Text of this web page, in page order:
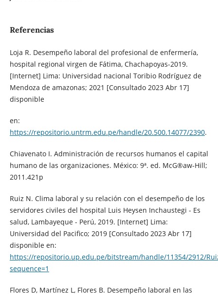
Referencias
Loja R. Desempeño laboral del profesional de enfermería,
hospital regional virgen de Fátima, Chachapoyas-2019.
[Internet] Lima: Universidad nacional Toribio Rodríguez de
Mendoza de amazonas; 2021 [Consultado 2023 Abr 17]
disponible
en:
https://repositorio.untrm.edu.pe/handle/20.500.14077/2390.
Chiavenato I. Administración de recursos humanos el capital
humano de las organizaciones. México: 9ª. ed. McG®aw-Hill;
2011.421p
Ruiz N. Clima laboral y su relación con el desempeño de los
servidores civiles del hospital Luis Heysen Inchaustegi - Es
salud, Lambayeque - Perú, 2019. [Internet] Lima:
Universidad del Pacifico; 2019 [Consultado 2023 Abr 17]
disponible en:
https://repositorio.up.edu.pe/bitstream/handle/11354/2912/
sequence=1
Flores D, Martínez L, Flores B. Desempeño laboral en las